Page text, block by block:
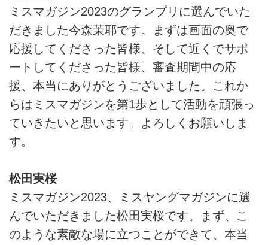
ミスマガジン2023のグランプリに選んでいた
だきました今森茉耶です。まずは画面の奥で
応援してくださった皆様、そして近くでサポ
ートしてくださった皆様、審査期間中の応
援、本当にありがとうございました。これか
らはミスマガジンを第1歩として活動を頑張っ
ていきたいと思います。よろしくお願いしま
す。
松田実桜
ミスマガジン2023、ミスヤングマガジンに選
んでいただきました松田実桜です。まず、こ
のような素敵な場に立つことができて、本当